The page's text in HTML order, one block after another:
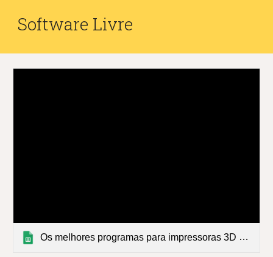
Software Livre
Os melhores programas para impressoras 3D em 2020